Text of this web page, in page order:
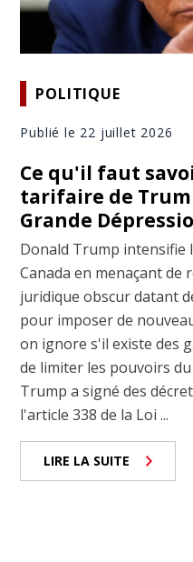
POLITIQUE
Publié le 22 juillet 2026
Ce qu'il faut
tarifaire de
Grande
Donald Trump intensifie
Canada en menaçant de
juridique obscur datant
pour imposer de
on ignore s'il existe des
de limiter les pouvoirs
Trump a signé des
l'article 338 de la Loi ...
LIRE LA SUITE